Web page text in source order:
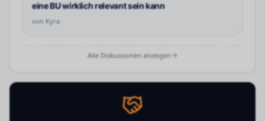
eine BU wirklich relevant sein kann
von Kyra
Alle Diskussionen anzeigen